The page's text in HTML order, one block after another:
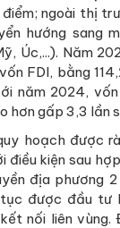
ngoài thị
hướng sang
Úc,...). Năm
FDI, bằng
năm 2024,
hơn gấp 3,3 lần
hoạch được
điều kiện sau
địa phương
được đầu tư
nối liên vùng.